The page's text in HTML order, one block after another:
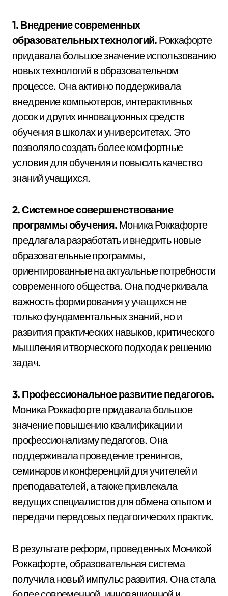
1. Внедрение современных
образовательных технологий. Роккафорте
придавала большое значение использованию
новых технологий в образовательном
процессе. Она активно поддерживала
внедрение компьютеров, интерактивных
досок и других инновационных средств
обучения в школах и университетах. Это
позволяло создать более комфортные
условия для обучения и повысить качество
знаний учащихся.
2. Системное совершенствование
программы обучения. Моника Роккафорте
предлагала разработать и внедрить новые
образовательные программы,
ориентированные на актуальные потребности
современного общества. Она подчеркивала
важность формирования у учащихся не
только фундаментальных знаний, но и
развития практических навыков, критического
мышления и творческого подхода к решению
задач.
3. Профессиональное развитие педагогов.
Моника Роккафорте придавала большое
значение повышению квалификации и
профессионализму педагогов. Она
поддерживала проведение тренингов,
семинаров и конференций для учителей и
преподавателей, а также привлекала
ведущих специалистов для обмена опытом и
передачи передовых педагогических практик.
В результате реформ, проведенных Моникой
Роккафорте, образовательная система
получила новый импульс развития. Она стала